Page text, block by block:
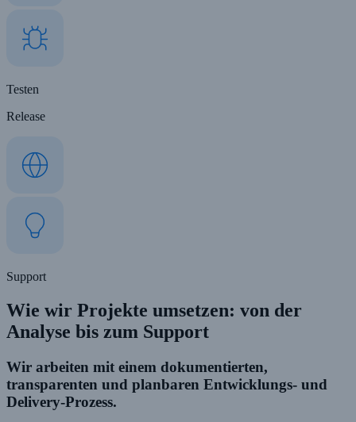
Testen
Release
Support
Wie wir Projekte umsetzen: von der
Analyse bis zum Support
Wir arbeiten mit einem dokumentierten,
transparenten und planbaren Entwicklungs- und
Delivery-Prozess.